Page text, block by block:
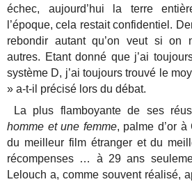
échec, aujourd’hui la terre
l’époque, cela restait confidentiel.
rebondir autant qu’on veut si on
autres. Etant donné que j’ai
système D, j’ai toujours trouvé le
» a-t-il précisé lors du débat.
La plus flamboyante de ses
homme et une femme, palme d’or
du meilleur film étranger et du
récompenses … à 29 ans
Lelouch a, comme souvent réalisé,